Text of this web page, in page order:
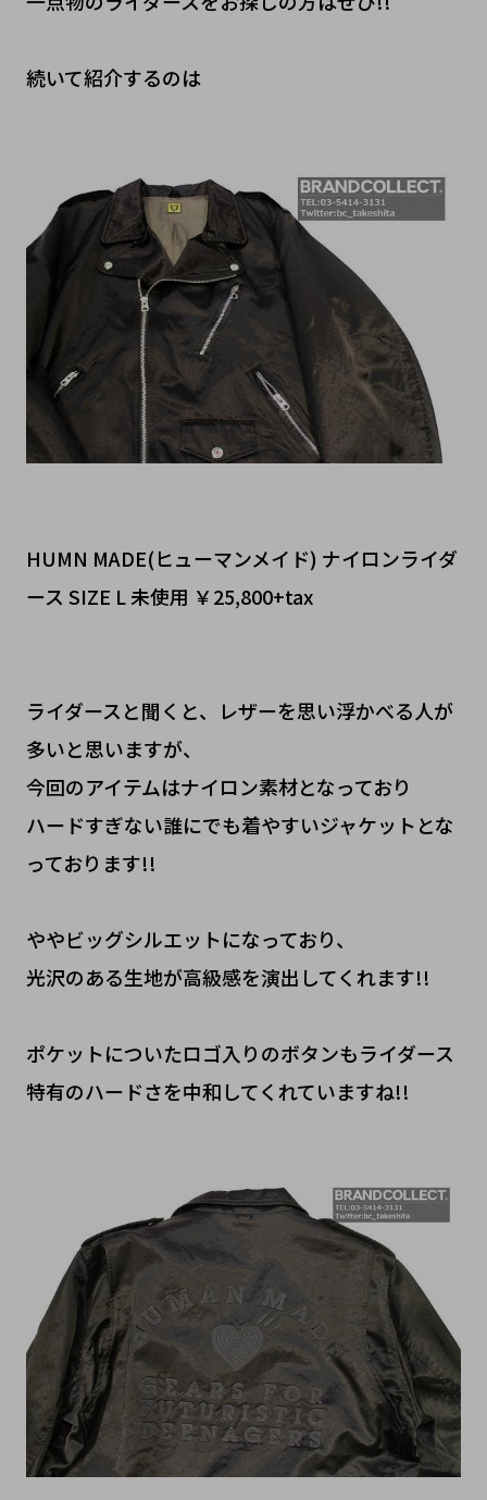
続いて紹介するのは
HUMN MADE(ヒューマンメイド) ナイロンライダ
ース SIZE L 未使用 ￥25,800+tax
ライダースと聞くと、レザーを思い浮かべる人が
多いと思いますが、
今回のアイテムはナイロン素材となっており
ハードすぎない誰にでも着やすいジャケットとな
っております!!
ややビッグシルエットになっており、
光沢のある生地が高級感を演出してくれます!!
ポケットについたロゴ入りのボタンもライダース
特有のハードさを中和してくれていますね!!